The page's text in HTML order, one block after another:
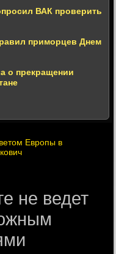
ВАК проверить
приморцев Днем
о прекращении
Европы в
не ведет